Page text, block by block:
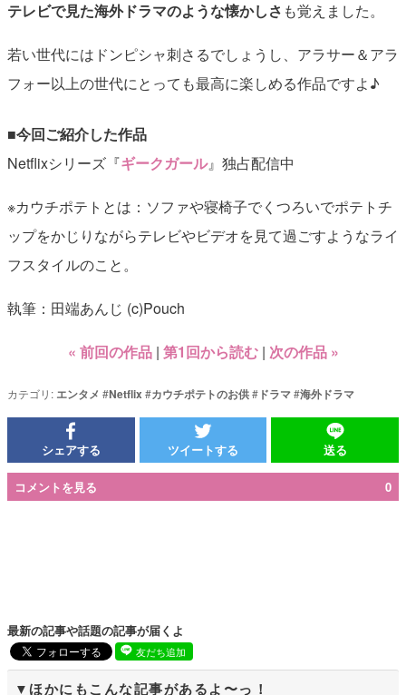
テレビで見た海外ドラマのような懐かしさ も覚えました。
若い世代にはドンピシャ刺さるでしょうし、アラサー＆アラ
フォー以上の世代にとっても最高に楽しめる作品ですよ♪
■今回ご紹介した作品
Netflixシリーズ『ギークガール』独占配信中
※カウチポテトとは：ソファや寝椅子でくつろいでポテトチ
ップをかじりながらテレビやビデオを見て過ごすようなライ
フスタイルのこと。
執筆：田端あんじ (c)Pouch
« 前回の作品 第1回から読む 次の作品 »
カテゴリ: エンタメ #Netflix #カウチポテトのお供#ドラマ#海外ドラマ
シェアする ツイートする 送る
コメントを見る 0
最新の記事や話題の記事が届くよ
友だち追加
ほかにもこんな記事があるよ〜っ！